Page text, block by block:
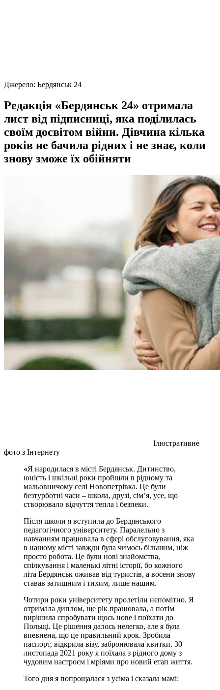
Джерело: Бердянськ 24
Редакція «Бердянськ 24» отримала
лист від підписниці, яка поділилась
своїм досвітом війни. Дівчина кілька
років не бачила рідних і не знає, коли
знову зможе їх обійняти
Ілюстративне
фото з Інтернету
«Я народилася в місті Бердянськ. Дитинство,
юність і шкільні роки пройшли в рідному та
мальовничому селі Новопетрівка. Це були
безтурботні часи – школа, друзі, сім’я, усе, що
створювало відчуття тепла і безпеки.
Після школи я вступила до Бердянського
педагогічного університету. Паралельно з
навчанням працювала в сфері обслуговування, яка
в нашому місті завжди була чимось більшим, ніж
просто робота. Це були нові знайомства,
спілкування і маленькі літні історії, бо кожного
літа Бердянськ оживав від туристів, а восени знову
ставав затишним і тихим, лише нашим.
Чотири роки університету пролетіли непомітно. Я
отримала диплом, ще рік працювала, а потім
вирішила спробувати щось нове і поїхати до
Польщі. Це рішення далось нелегко, але я була
впевнена, що це правильний крок. Зробила
паспорт, відкрила візу, забронювала квитки. 30
листопада 2021 року я поїхала з рідного дому з
чудовим настроєм і мріями про новий етап життя.
Того дня я попрощалася з усіма і сказала мамі: